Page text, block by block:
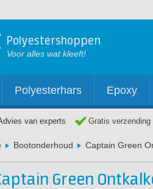
Polyestershoppen
Voor alles wat kleeft!
Polyesterhars Epoxy
van experts Gratis
Bootonderhoud Captain Green
Green